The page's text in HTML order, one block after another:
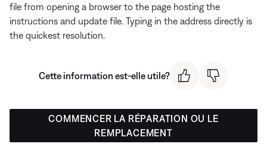
file from opening a browser to the page hosting the
instructions and update file. Typing in the address directly is
the quickest resolution.
Cette information est-elle utile?
COMMENCER LA RÉPARATION OU LE
REMPLACEMENT